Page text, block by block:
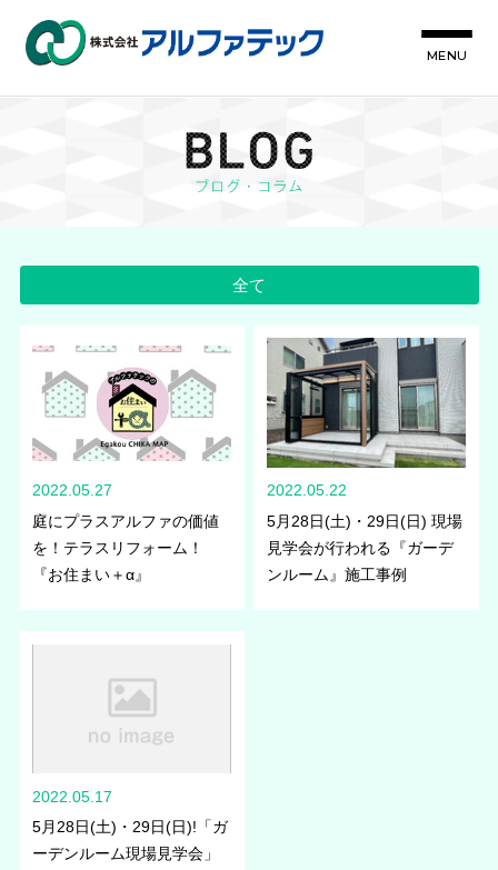
MENU
全て
2022.05.27
庭にプラスアルファの価値
を！テラスリフォーム！
『お住まい＋α』
2022.05.22
5月28日(土)・29日(日) 現場
見学会が行われる『ガーデ
ンルーム』施工事例
2022.05.17
5月28日(土)・29日(日)!「ガ
ーデンルーム現場見学会」